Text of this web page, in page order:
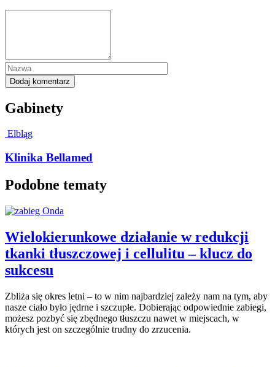
Gabinety
Elbląg
Klinika Bellamed
Podobne tematy
Wielokierunkowe działanie w redukcji
tkanki tłuszczowej i cellulitu – klucz do
sukcesu
Zbliża się okres letni – to w nim najbardziej zależy nam na tym, aby
nasze ciało było jędrne i szczupłe. Dobierając odpowiednie zabiegi,
możesz pozbyć się zbędnego tłuszczu nawet w miejscach, w
których jest on szczególnie trudny do zrzucenia.